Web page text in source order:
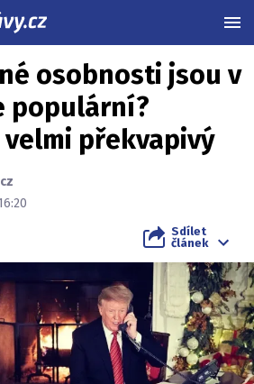
osobnosti jsou v
populární?
velmi překvapivý
Sdílet
článek